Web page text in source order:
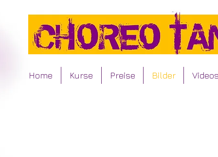
Home Kurse Preise Bilder